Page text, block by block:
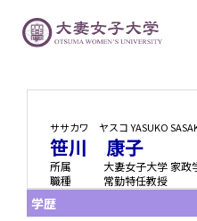
ササカワ ヤスコ YASUKO
笹川 康子
所属
大妻女子大学 家政
職種
常勤特任教授
学歴